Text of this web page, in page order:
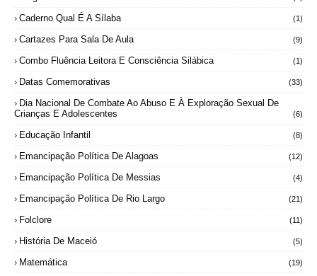
Caderno Qual É A Sílaba (1)
Cartazes Para Sala De Aula (9)
Combo Fluência Leitora E Consciência Silábica (1)
Datas Comemorativas (33)
Dia Nacional De Combate Ao Abuso E À Exploração Sexual De
Crianças E Adolescentes
(6)
Educação Infantil (8)
Emancipação Política De Alagoas (12)
Emancipação Política De Messias (4)
Emancipação Política De Rio Largo (21)
Folclore (11)
História De Maceió (5)
Matemática (19)